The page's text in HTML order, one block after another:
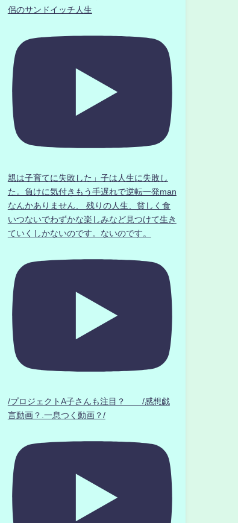
侶のサンドイッチ人生
親は子育てに失敗した」子は人生に失敗し
た。負けに気付きもう手遅れで逆転一発man
なんかありません、 残りの人生、貧しく食
いつないでわずかな楽しみなど見つけて生き
ていくしかないのです。ないのです。
/プロジェクトA子さんも注目？ /感想戯
言動画？.一息つく動画？/